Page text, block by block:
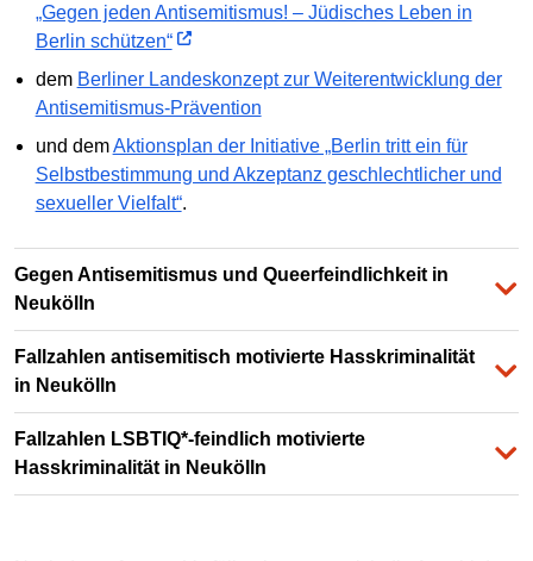
„Gegen jeden Antisemitismus! – Jüdisches Leben in
Berlin schützen“
dem Berliner Landeskonzept zur Weiterentwicklung der
Antisemitismus-Prävention
und demAktionsplan der Initiative „Berlin tritt ein für
Selbstbestimmung und Akzeptanz geschlechtlicher und
sexueller Vielfalt“.
Gegen Antisemitismus und Queerfeindlichkeit in
Neukölln
Fallzahlen antisemitisch motivierte Hasskriminalität
in Neukölln
Fallzahlen LSBTIQ*-feindlich motivierte
Hasskriminalität in Neukölln